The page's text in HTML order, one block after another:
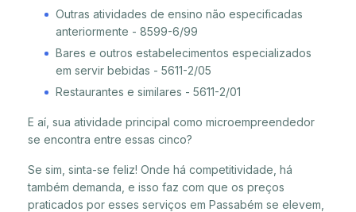
Outras atividades de ensino não especificadas
anteriormente - 8599-6/99
Bares e outros estabelecimentos especializados
em servir bebidas - 5611-2/05
Restaurantes e similares - 5611-2/01
E aí, sua atividade principal como microempreendedor
se encontra entre essas cinco?
Se sim, sinta-se feliz! Onde há competitividade, há
também demanda, e isso faz com que os preços
praticados por esses serviços em Passabém se elevem,